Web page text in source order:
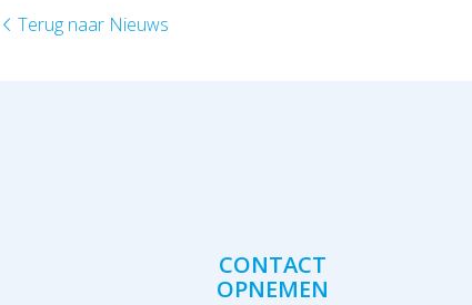
Terug naar Nieuws
CONTACT
OPNEMEN